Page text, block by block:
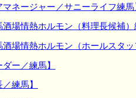
ネージャー／サニーライフ練馬
場情熱ホルモン（料理長候補）
場情熱ホルモン（ホールスタッ
ー／練馬】
練馬】